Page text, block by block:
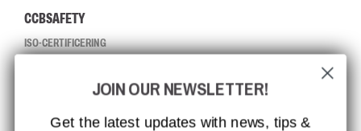
CCBSAFETY
ISO-CERTIFICERING
MISSION, VISION OG VÆRDIER
KONTAKT
JOIN OUR NEWSLETTER!
Get the latest updates with news, tips &